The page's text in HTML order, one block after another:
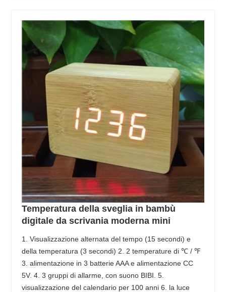
Temperatura della sveglia in bambù
digitale da scrivania moderna mini
1. Visualizzazione alternata del tempo (15 secondi) e
della temperatura (3 secondi) 2. 2 temperature di ℃ / ℉
3. alimentazione in 3 batterie AAA e alimentazione CC
5V. 4. 3 gruppi di allarme, con suono BIBI. 5.
visualizzazione del calendario per 100 anni 6. la luce